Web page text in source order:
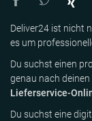
Deliver24 ist nicht
es um
Du suchst einen
genau nach
Lieferservice-
Du suchst eine